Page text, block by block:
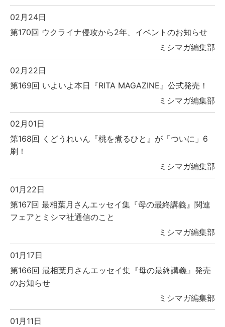
02月24日
第170回 ウクライナ侵攻から2年、イベントのお知らせ
ミシマガ編集部
02月22日
第169回 いよいよ本日『RITA MAGAZINE』公式発売！
ミシマガ編集部
02月01日
第168回 くどうれいん『桃を煮るひと』が「ついに」6
刷！
ミシマガ編集部
01月22日
第167回 最相葉月さんエッセイ集『母の最終講義』関連
フェアとミシマ社通信のこと
ミシマガ編集部
01月17日
第166回 最相葉月さんエッセイ集『母の最終講義』発売
のお知らせ
ミシマガ編集部
01月11日